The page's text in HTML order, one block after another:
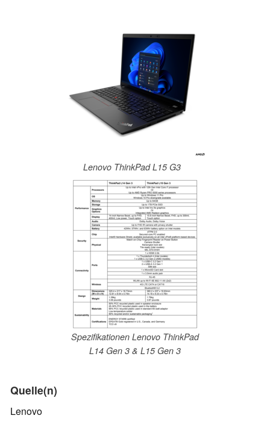
Lenovo ThinkPad L15 G3
Spezifikationen Lenovo ThinkPad
L14 Gen 3 & L15 Gen 3
Quelle(n)
Lenovo